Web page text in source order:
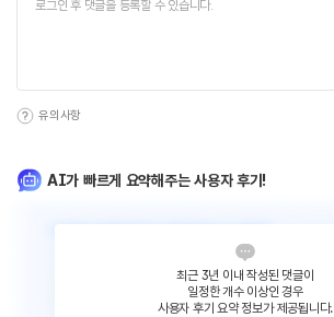
유의사항
AI가 빠르게 요약해주는 사용자 후기!
최근 3년 이내 작성된 댓글이
일정한 개수 이상인 경우
사용자 후기 요약 정보가 제공됩니다.